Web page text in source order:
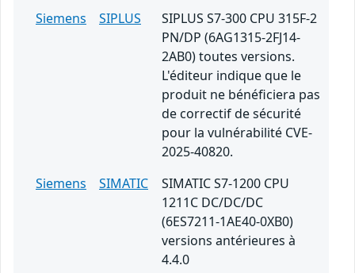
Siemens
SIPLUS
SIPLUS S7-300 CPU 315F-2
PN/DP (6AG1315-2FJ14-
2AB0) toutes versions.
L'éditeur indique que le
produit ne bénéficiera pas
de correctif de sécurité
pour la vulnérabilité CVE-
2025-40820.
Siemens
SIMATIC
SIMATIC S7-1200 CPU
1211C DC/DC/DC
(6ES7211-1AE40-0XB0)
versions antérieures à
4.4.0